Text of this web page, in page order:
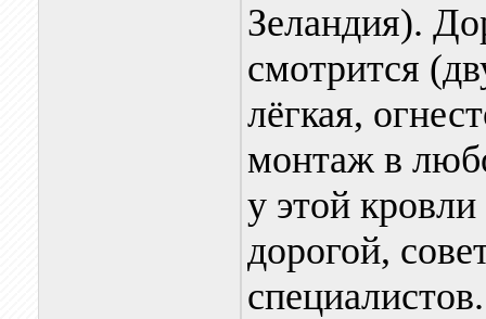
Зеландия).
смотрится
лёгкая,
монтаж в
у этой
дорогой,